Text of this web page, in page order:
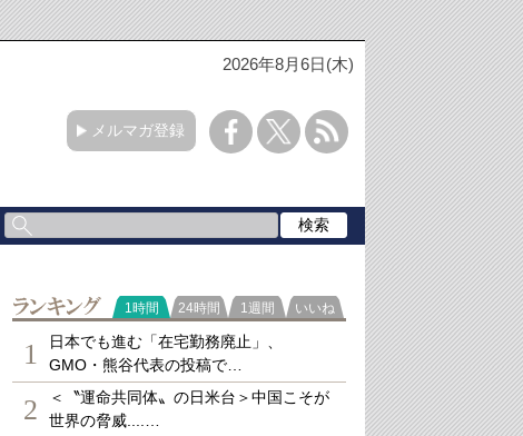
2026年8月6日(木)
メルマガ登録
ランキング
1時間 24時間 1週間 いいね
1
日本でも進む「在宅勤務廃止」、
GMO・熊谷代表の投稿で…
2
＜〝運命共同体〟の日米台＞中国こそが
世界の脅威....…